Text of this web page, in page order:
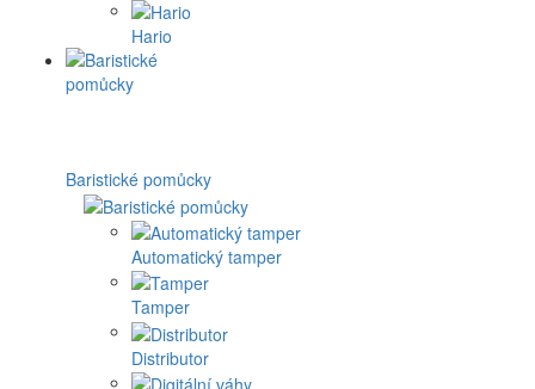
Hario
Baristické pomůcky
Automatický tamper
Tamper
Distributor